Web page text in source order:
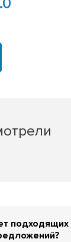
подходящих